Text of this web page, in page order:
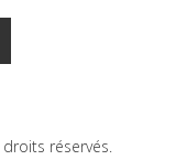
réservés.